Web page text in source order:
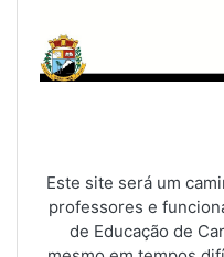
Este site será um
professores e
de Educação de